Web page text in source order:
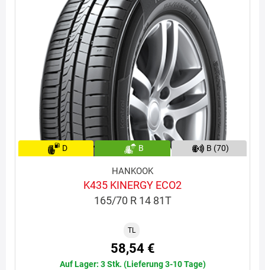
D B B (70)
HANKOOK
K435 KINERGY ECO2
165/70 R 14 81T
TL
58,54 €
Auf Lager: 3 Stk. (Lieferung 3-10 Tage)